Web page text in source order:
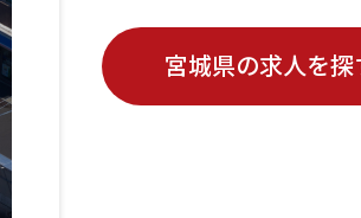
宮城県の求人を探